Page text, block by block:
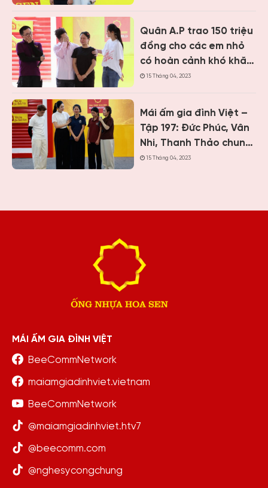
chăm mẹ bệnh tâm
thần
Quân A.P trao 150 triệu
đồng cho các em nhỏ
có hoàn cảnh khó khăn
khi ghi hình “Mái ấm gia
15 Tháng 04, 2023
Mái ấm gia đình Việt –
Tập 197: Đức Phúc, Vân
Nhi, Thanh Thảo chung
tay giúp hai cô bé có
15 Tháng 04, 2023
MÁI ẤM GIA ĐÌNH VIỆT
BeeCommNetwork
maiamgiadinhviet.vietnam
BeeCommNetwork
@maiamgiadinhviet.htv7
@beecomm.com
@nghesycongchung